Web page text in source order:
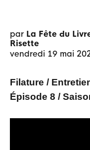
par La Fête du
Risette
vendredi 19 mai
Filature /
Épisode 8 /